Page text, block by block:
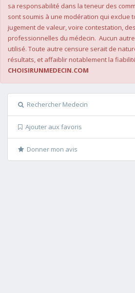
sa responsabilité dans la teneur des
sont soumis à une modération qui exclue
jugement de valeur, voire contestation,
professionnelles du médecin. Aucun
utilisé. Toute autre censure serait de
résultats, et affaiblir notablement la
CHOISIRUNMEDECIN.COM
Rechercher Medecin
Ajouter aux favoris
Donner mon avis